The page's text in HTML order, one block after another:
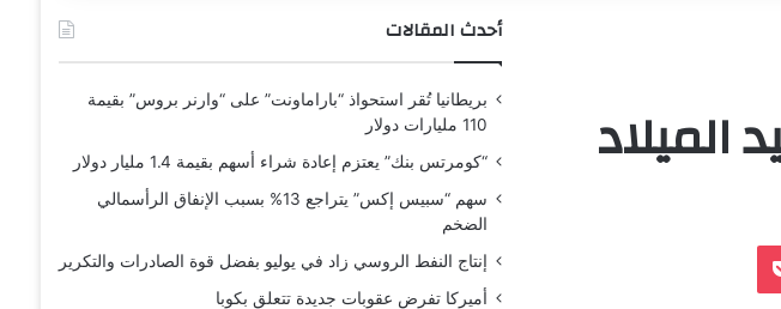
‫Pocket
أحدث المقالات
بريطانيا تُقر استحواذ “باراماونت” على “وارنر بروس” بقيمة
110 مليارات دولار
“كومرتس بنك” يعتزم إعادة شراء أسهم بقيمة 1.4 مليار دولار
سهم “سبيس إكس” يتراجع 13% بسبب الإنفاق الرأسمالي
الضخم
إنتاج النفط الروسي زاد في يوليو بفضل قوة الصادرات والتكرير
أميركا تفرض عقوبات جديدة تتعلق بكوبا